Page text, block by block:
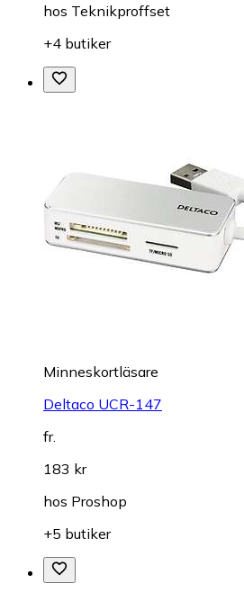
hos Teknikproffset
+4 butiker
Minneskortläsare
Deltaco UCR-147
fr.
183 kr
hos Proshop
+5 butiker